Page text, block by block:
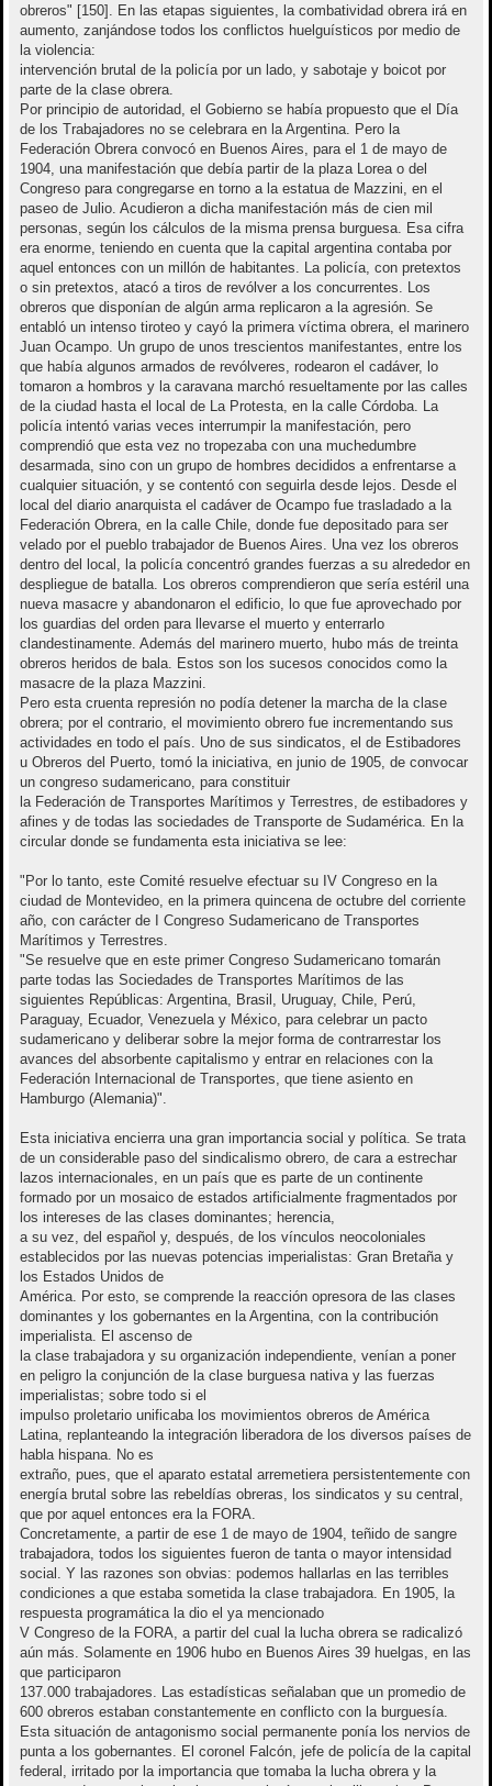
obreros" [150]. En las etapas siguientes, la combatividad obrera irá en
aumento, zanjándose todos los conflictos huelguísticos por medio de
la violencia:
intervención brutal de la policía por un lado, y sabotaje y boicot por
parte de la clase obrera.
Por principio de autoridad, el Gobierno se había propuesto que el Día
de los Trabajadores no se celebrara en la Argentina. Pero la
Federación Obrera convocó en Buenos Aires, para el 1 de mayo de
1904, una manifestación que debía partir de la plaza Lorea o del
Congreso para congregarse en torno a la estatua de Mazzini, en el
paseo de Julio. Acudieron a dicha manifestación más de cien mil
personas, según los cálculos de la misma prensa burguesa. Esa cifra
era enorme, teniendo en cuenta que la capital argentina contaba por
aquel entonces con un millón de habitantes. La policía, con pretextos
o sin pretextos, atacó a tiros de revólver a los concurrentes. Los
obreros que disponían de algún arma replicaron a la agresión. Se
entabló un intenso tiroteo y cayó la primera víctima obrera, el marinero
Juan Ocampo. Un grupo de unos trescientos manifestantes, entre los
que había algunos armados de revólveres, rodearon el cadáver, lo
tomaron a hombros y la caravana marchó resueltamente por las calles
de la ciudad hasta el local de La Protesta, en la calle Córdoba. La
policía intentó varias veces interrumpir la manifestación, pero
comprendió que esta vez no tropezaba con una muchedumbre
desarmada, sino con un grupo de hombres decididos a enfrentarse a
cualquier situación, y se contentó con seguirla desde lejos. Desde el
local del diario anarquista el cadáver de Ocampo fue trasladado a la
Federación Obrera, en la calle Chile, donde fue depositado para ser
velado por el pueblo trabajador de Buenos Aires. Una vez los obreros
dentro del local, la policía concentró grandes fuerzas a su alrededor en
despliegue de batalla. Los obreros comprendieron que sería estéril una
nueva masacre y abandonaron el edificio, lo que fue aprovechado por
los guardias del orden para llevarse el muerto y enterrarlo
clandestinamente. Además del marinero muerto, hubo más de treinta
obreros heridos de bala. Estos son los sucesos conocidos como la
masacre de la plaza Mazzini.
Pero esta cruenta represión no podía detener la marcha de la clase
obrera; por el contrario, el movimiento obrero fue incrementando sus
actividades en todo el país. Uno de sus sindicatos, el de Estibadores
u Obreros del Puerto, tomó la iniciativa, en junio de 1905, de convocar
un congreso sudamericano, para constituir
la Federación de Transportes Marítimos y Terrestres, de estibadores y
afines y de todas las sociedades de Transporte de Sudamérica. En la
circular donde se fundamenta esta iniciativa se lee:
"Por lo tanto, este Comité resuelve efectuar su IV Congreso en la
ciudad de Montevideo, en la primera quincena de octubre del corriente
año, con carácter de I Congreso Sudamericano de Transportes
Marítimos y Terrestres.
"Se resuelve que en este primer Congreso Sudamericano tomarán
parte todas las Sociedades de Transportes Marítimos de las
siguientes Repúblicas: Argentina, Brasil, Uruguay, Chile, Perú,
Paraguay, Ecuador, Venezuela y México, para celebrar un pacto
sudamericano y deliberar sobre la mejor forma de contrarrestar los
avances del absorbente capitalismo y entrar en relaciones con la
Federación Internacional de Transportes, que tiene asiento en
Hamburgo (Alemania)".
Esta iniciativa encierra una gran importancia social y política. Se trata
de un considerable paso del sindicalismo obrero, de cara a estrechar
lazos internacionales, en un país que es parte de un continente
formado por un mosaico de estados artificialmente fragmentados por
los intereses de las clases dominantes; herencia,
a su vez, del español y, después, de los vínculos neocoloniales
establecidos por las nuevas potencias imperialistas: Gran Bretaña y
los Estados Unidos de
América. Por esto, se comprende la reacción opresora de las clases
dominantes y los gobernantes en la Argentina, con la contribución
imperialista. El ascenso de
la clase trabajadora y su organización independiente, venían a poner
en peligro la conjunción de la clase burguesa nativa y las fuerzas
imperialistas; sobre todo si el
impulso proletario unificaba los movimientos obreros de América
Latina, replanteando la integración liberadora de los diversos países de
habla hispana. No es
extraño, pues, que el aparato estatal arremetiera persistentemente con
energía brutal sobre las rebeldías obreras, los sindicatos y su central,
que por aquel entonces era la FORA.
Concretamente, a partir de ese 1 de mayo de 1904, teñido de sangre
trabajadora, todos los siguientes fueron de tanta o mayor intensidad
social. Y las razones son obvias: podemos hallarlas en las terribles
condiciones a que estaba sometida la clase trabajadora. En 1905, la
respuesta programática la dio el ya mencionado
V Congreso de la FORA, a partir del cual la lucha obrera se radicalizó
aún más. Solamente en 1906 hubo en Buenos Aires 39 huelgas, en las
que participaron
137.000 trabajadores. Las estadísticas señalaban que un promedio de
600 obreros estaban constantemente en conflicto con la burguesía.
Esta situación de antagonismo social permanente ponía los nervios de
punta a los gobernantes. El coronel Falcón, jefe de policía de la capital
federal, irritado por la importancia que tomaba la lucha obrera y la